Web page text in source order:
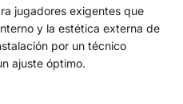
jugadores exigentes que
y la estética externa de
por un técnico
ajuste óptimo.